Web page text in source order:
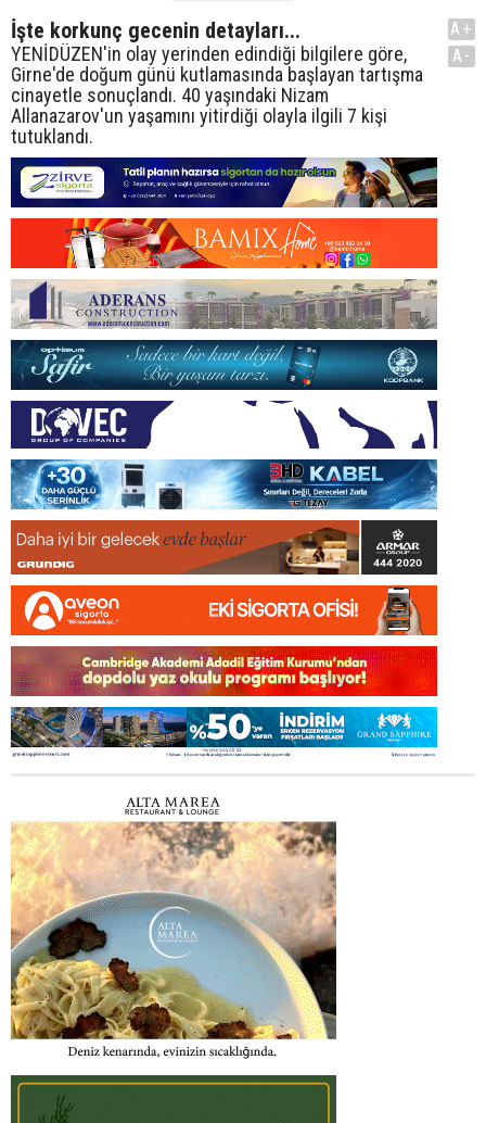
İşte korkunç gecenin detayları...
YENİDÜZEN'in olay yerinden edindiği bilgilere göre,
Girne'de doğum günü kutlamasında başlayan tartışma
cinayetle sonuçlandı. 40 yaşındaki Nizam
Allanazarov'un yaşamını yitirdiği olayla ilgili 7 kişi
tutuklandı.
A+
A-